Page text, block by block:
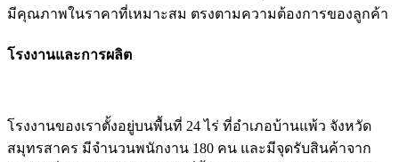
มีคุณภาพในราคาที่เหมาะสม ตรงตามความต้องการของลูกค้า
โรงงานและการผลิต
โรงงานของเราตั้งอยู่บนพื้นที่ 24 ไร่ ที่อำเภอบ้านแพ้ว จังหวัด
สมุทรสาคร มีจำนวนพนักงาน 180 คน และมีจุดรับสินค้าจาก